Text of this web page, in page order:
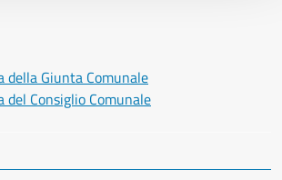
della Giunta Comunale
del Consiglio Comunale